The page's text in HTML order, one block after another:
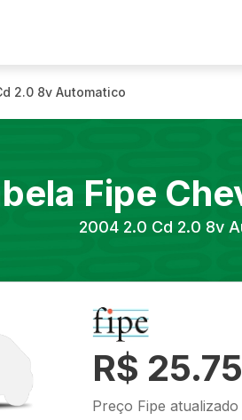
2.0 8v Automatico
Fipe
2004 2.0 Cd 2.0 8v
R$
Preço Fipe atualizado